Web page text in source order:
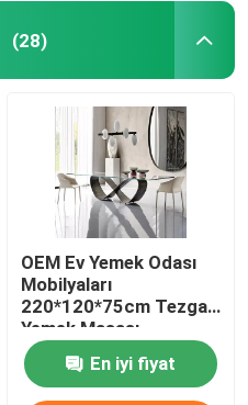
(28)
OEM Ev Yemek Odası
Mobilyaları
220*120*75cm Tezgah
Yemek Masası
En iyi fiyat